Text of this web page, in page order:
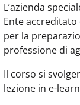
L’azienda
Ente accreditato
per la
professione di
Il corso si
lezione in e-